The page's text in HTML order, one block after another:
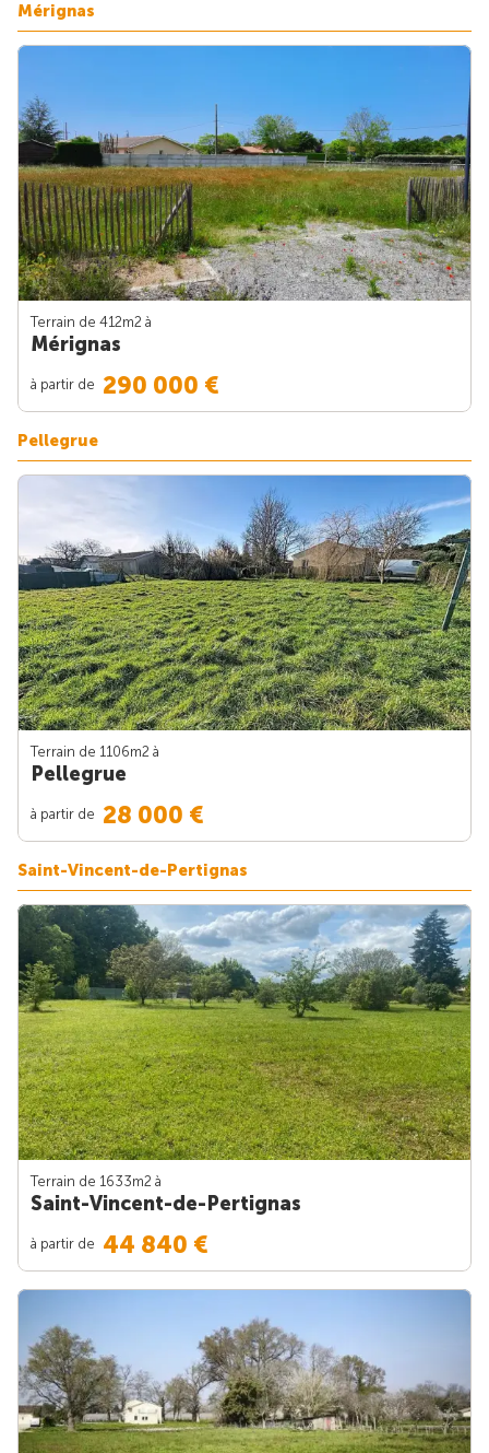
Mérignas
Terrain de 412m2 à
Mérignas
à partir de 290 000 €
Pellegrue
Terrain de 1106m2 à
Pellegrue
à partir de 28 000 €
Saint-Vincent-de-Pertignas
Terrain de 1633m2 à
Saint-Vincent-de-Pertignas
à partir de 44 840 €